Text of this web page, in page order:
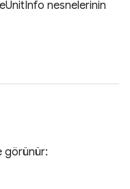
nesnelerinin
görünür: